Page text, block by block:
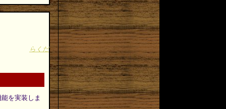
らくだ
を実装しま